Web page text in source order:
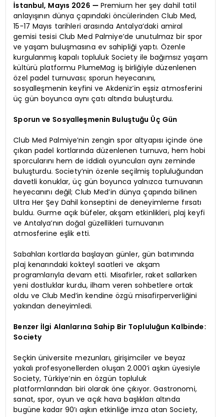
İstanbul, Mayıs 2026 — Premium her şey dahil tatil
anlayışının dünya çapındaki öncülerinden Club Med,
15-17 Mayıs tarihleri arasında Antalya’daki amiral
gemisi tesisi Club Med Palmiye’de unutulmaz bir spor
ve yaşam buluşmasına ev sahipliği yaptı. Özenle
kurgulanmış kapalı topluluk Society ile bağımsız yaşam
kültürü platformu PlumeMag iş birliğiyle düzenlenen
özel padel turnuvası; sporun heyecanını,
sosyalleşmenin keyfini ve Akdeniz’in eşsiz atmosferini
üç gün boyunca aynı çatı altında buluşturdu.
Sporun ve Sosyalleşmenin Buluştuğu Üç Gün
Club Med Palmiye’nin zengin spor altyapısı içinde öne
çıkan padel kortlarında düzenlenen turnuva, hem hobi
sporcularını hem de iddialı oyuncuları aynı zeminde
buluşturdu. Society’nin özenle seçilmiş topluluğundan
davetli konuklar, üç gün boyunca yalnızca turnuvanın
heyecanını değil; Club Med’in dünya çapında bilinen
Ultra Her Şey Dahil konseptini de deneyimleme fırsatı
buldu. Gurme açık büfeler, akşam etkinlikleri, plaj keyfi
ve Antalya’nın doğal güzellikleri turnuvanın
atmosferine eşlik etti.
Sabahları kortlarda başlayan günler, gün batımında
plaj kenarındaki kokteyl saatleri ve akşam
programlarıyla devam etti. Misafirler, raket sallarken
yeni dostluklar kurdu, ilham veren sohbetlere ortak
oldu ve Club Med’in kendine özgü misafirperverliğini
yakından deneyimledi.
Benzer İlgi Alanlarına Sahip Bir Topluluğun Kalbinde:
Society
Seçkin üniversite mezunları, girişimciler ve beyaz
yakalı profesyonellerden oluşan 2.000’i aşkın üyesiyle
Society, Türkiye’nin en özgün topluluk
platformlarından biri olarak öne çıkıyor. Gastronomi,
sanat, spor, oyun ve açık hava başlıkları altında
bugüne kadar 90’ı aşkın etkinliğe imza atan Society,